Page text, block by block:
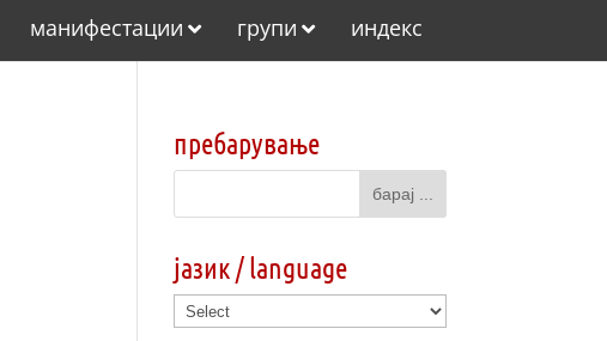
манифестации групи индекс
пребарување
јазик / language